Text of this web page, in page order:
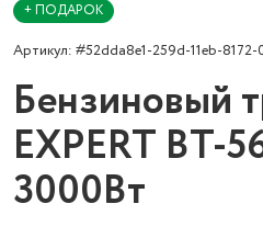
+ ПОДАРОК
Артикул: #52dda8e1-259d-11eb-
Бензиновый
EXPERT BT-
3000Вт